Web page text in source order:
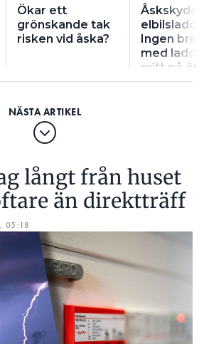
Ökar ett
grönskande tak
risken vid åska?
Åskskydd
Ingen bra
med
mitt på
parkering
långt från huset
än direktträff
05:18